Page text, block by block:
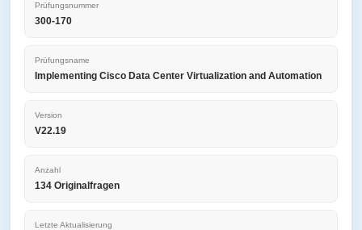
Prüfungsnummer
300-170
Prüfungsname
Implementing Cisco Data Center Virtualization and Automation
Version
V22.19
Anzahl
134 Originalfragen
Letzte Aktualisierung